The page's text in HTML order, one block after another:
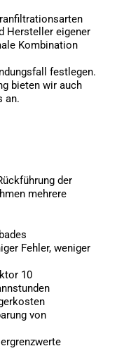
Hersteller eigener
Kombination
festlegen.
bieten wir auch
an.
der
mehrere
Fehler, weniger
10
von